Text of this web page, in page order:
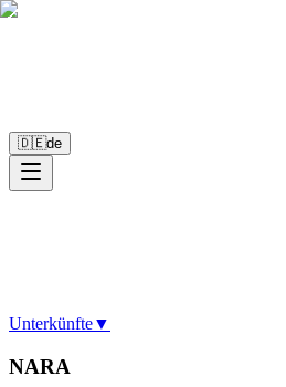
🇩🇪de
Unterkünfte▼
NARA